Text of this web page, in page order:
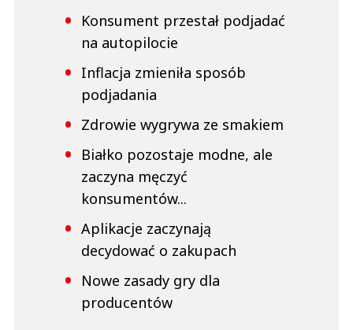
Konsument przestał podjadać
na autopilocie
Inflacja zmieniła sposób
podjadania
Zdrowie wygrywa ze smakiem
Białko pozostaje modne, ale
zaczyna męczyć
konsumentów...
Aplikacje zaczynają
decydować o zakupach
Nowe zasady gry dla
producentów